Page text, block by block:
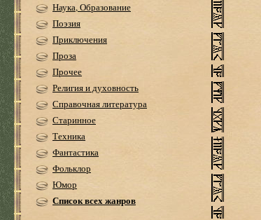
Наука, Образование
Поэзия
Приключения
Проза
Прочее
Религия и духовность
Справочная литература
Старинное
Техника
Фантастика
Фольклор
Юмор
Список всех жанров